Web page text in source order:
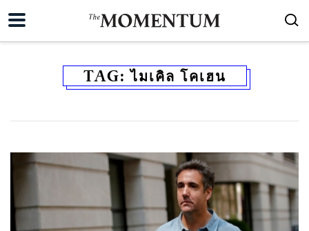
TAG:ไมเคิล โคเฮน